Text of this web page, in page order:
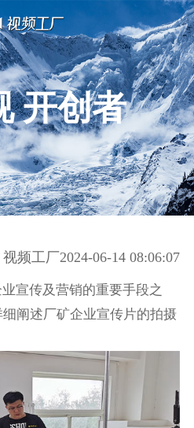
开创者
视频工厂2024-06-14 08:06:07
宣传及营销的重要手段之
阐述厂矿企业宣传片的拍摄